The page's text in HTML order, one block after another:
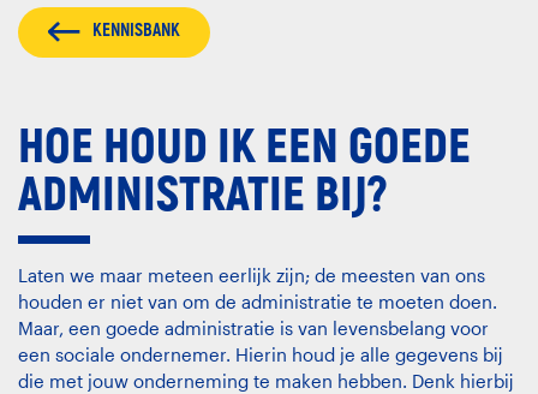
KENNISBANK
HOE HOUD IK EEN GOEDE
ADMINISTRATIE BIJ?
Laten we maar meteen eerlijk zijn; de meesten van ons
houden er niet van om de administratie te moeten doen.
Maar, een goede administratie is van levensbelang voor
een sociale ondernemer. Hierin houd je alle gegevens bij
die met jouw onderneming te maken hebben. Denk hierbij